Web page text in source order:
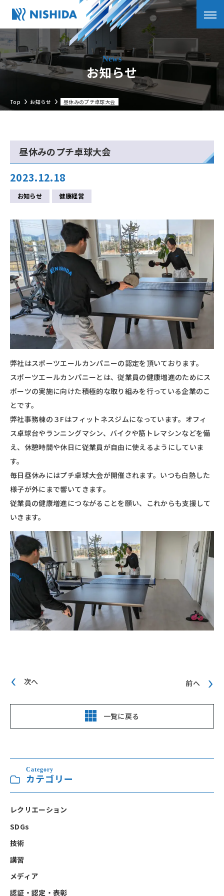
お知らせ
Top お知らせ 昼休みのプチ卓球大会
昼休みのプチ卓球大会
2023.12.18
お知らせ 健康経営
弊社はスポーツエールカンパニーの認定を頂いております。
スポーツエールカンパニーとは、従業員の健康増進のためにス
ポーツの実施に向けた積極的な取り組みを行っている企業のこ
とです。
弊社事務棟の３Fはフィットネスジムになっています。オフィ
ス卓球台やランニングマシン、バイクや筋トレマシンなどを備
え、休憩時間や休日に従業員が自由に使えるようにしていま
す。
毎日昼休みにはプチ卓球大会が開催されます。いつも白熱した
様子が外にまで響いてきます。
従業員の健康増進につながることを願い、これからも支援して
いきます。
次へ 前へ
一覧に戻る
Category
カテゴリー
レクリエーション
SDGs
技術
講習
メディア
認証・認定・表彰